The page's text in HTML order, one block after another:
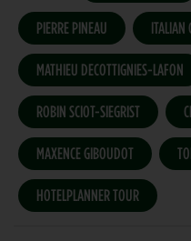
PIERRE PINEAU ITALIAN
MATHIEU DECOTTIGNIES-LAFON
ROBIN SCIOT-SIEGRIST
MAXENCE GIBOUDOT
HOTELPLANNER TOUR